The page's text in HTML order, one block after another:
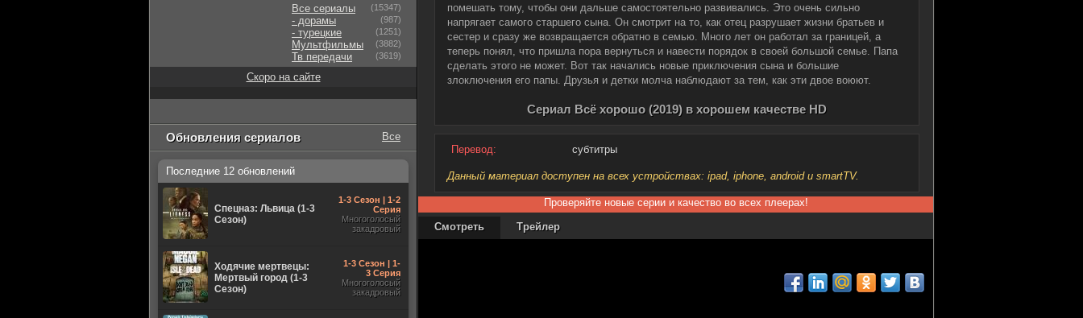
помешать тому, чтобы они дальше самостоятельно развивались. Это очень сильно
напрягает самого старшего сына. Он смотрит на то, как отец разрушает жизни братьев и
сестер и сразу же возвращается обратно в семью. Много лет он работал за границей, а
теперь понял, что пришла пора вернуться и навести порядок в своей большой семье. Папа
сделать этого не может. Вот так начались новые приключения сына и большие
злоключения его папы. Друзья и детки молча наблюдают за тем, как эти двое воюют.
Сериал Всё хорошо (2019) в хорошем качестве HD
Перевод: субтитры
Данный материал доступен на всех устройствах: ipad, iphone, android и smartTV.
Проверяйте новые серии и качество во всех плеерах!
Смотреть
Трейлер
Все сериалы (15347)
- дорамы (987)
- турецкие (1251)
Мультфильмы (3882)
Тв передачи (3619)
Скоро на сайте
Обновления сериалов Все
Последние 12 обновлений
Спецназ: Львица (1-3
Сезон)
1-3 Сезон | 1-2
Серия
Многоголосый
закадровый
Ходячие мертвецы:
Мертвый город (1-3
Сезон)
1-3 Сезон | 1-
3 Серия
Многоголосый
закадровый